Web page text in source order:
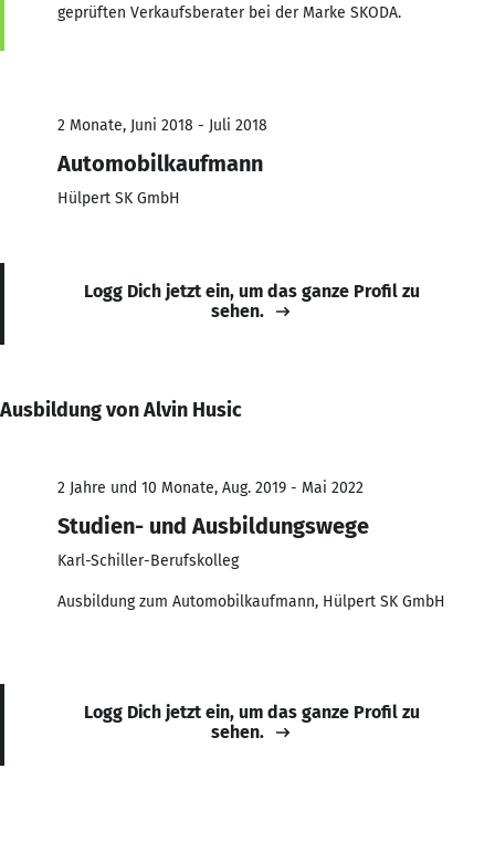
geprüften Verkaufsberater bei der Marke SKODA.
2 Monate, Juni 2018 - Juli 2018
Automobilkaufmann
Hülpert SK GmbH
Logg Dich jetzt ein, um das ganze Profil zu
sehen.
Ausbildung von Alvin Husic
2 Jahre und 10 Monate, Aug. 2019 - Mai 2022
Studien- und Ausbildungswege
Karl-Schiller-Berufskolleg
Ausbildung zum Automobilkaufmann, Hülpert SK GmbH
Logg Dich jetzt ein, um das ganze Profil zu
sehen.